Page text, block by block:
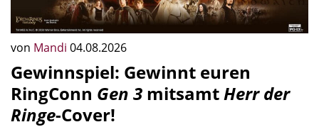
von Mandi 04.08.2026
Gewinnspiel: Gewinnt euren
RingConn Gen 3 mitsamtHerr der
Ringe-Cover!